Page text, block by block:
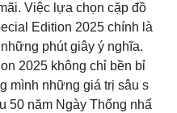
Việc lựa chọn cặp đồ
Edition 2025 chính là
phút giây ý nghĩa.
2025 không chỉ bền bỉ
mình những giá trị sâu s
50 năm Ngày Thống nhấ